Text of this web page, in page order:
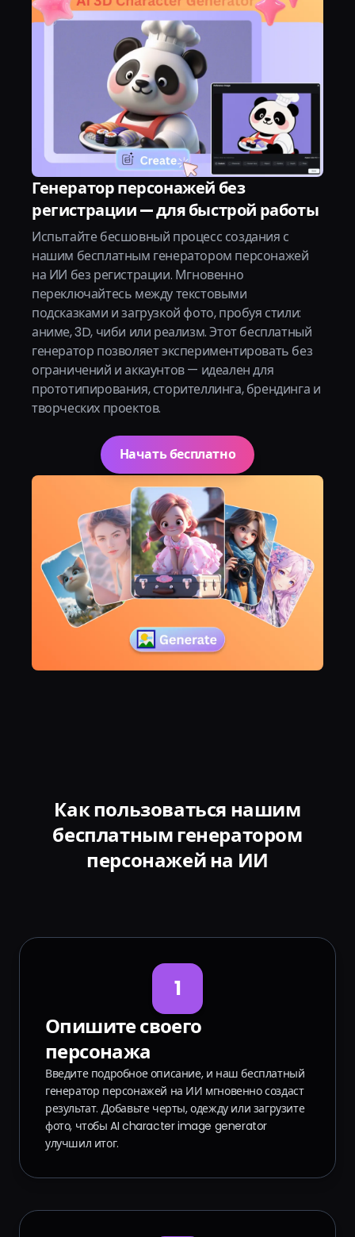
Генератор персонажей без
регистрации — для быстрой работы
Испытайте бесшовный процесс создания с
нашим бесплатным генератором персонажей
на ИИ без регистрации. Мгновенно
переключайтесь между текстовыми
подсказками и загрузкой фото, пробуя стили:
аниме, 3D, чиби или реализм. Этот бесплатный
генератор позволяет экспериментировать без
ограничений и аккаунтов — идеален для
прототипирования, сторителлинга, брендинга и
творческих проектов.
Начать бесплатно
Как пользоваться нашим
бесплатным генератором
персонажей на ИИ
1
Опишите своего
персонажа
Введите подробное описание, и наш бесплатный
генератор персонажей на ИИ мгновенно создаст
результат. Добавьте черты, одежду или загрузите
фото, чтобы AI character image generator
улучшил итог.